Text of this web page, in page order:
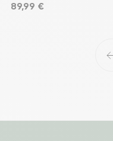
Prix
89,99 €
‹